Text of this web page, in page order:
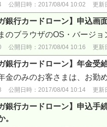
公開日時：2017/08/04 10:02 更新
銀行カードローン】申込画
のブラウザのOS・バージョ
公開日時：2017/08/04 10:16 更新
銀行カードローン】年金受
金のみのお客さまは、お勤
公開日時：2017/08/04 10:14 更新
銀行カードローン】申込
。